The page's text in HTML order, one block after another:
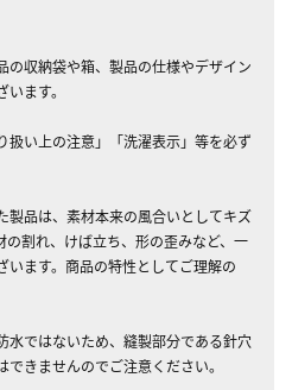
の収納袋や箱、製品の仕様やデザイン
ます。
扱い上の注意」「洗濯表示」等を必ず
製品は、素材本来の風合いとしてキズ
の割れ、けば立ち、形の歪みなど、一
います。商品の特性としてご理解の
水ではないため、縫製部分である針穴
きませんのでご注意ください。